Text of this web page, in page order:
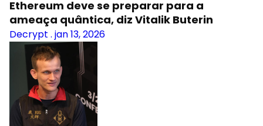
Ethereum deve se preparar para a
ameaça quântica, diz Vitalik Buterin
Decrypt . jan 13, 2026